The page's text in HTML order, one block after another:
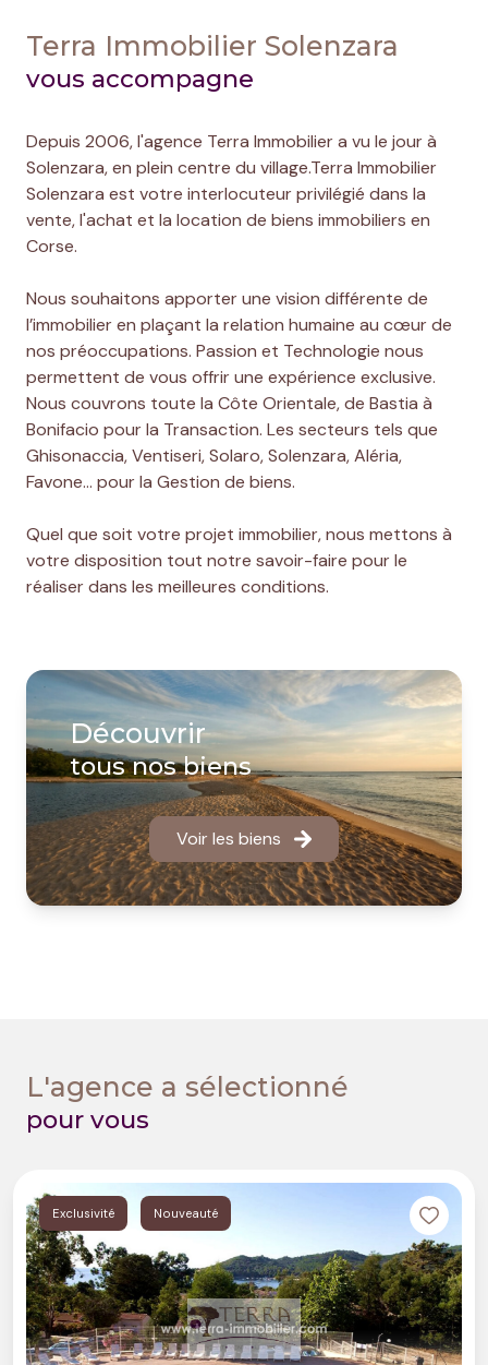
Découvrir
tous nos biens
Voir les biens
Terra Immobilier Solenzara
vous accompagne
Depuis 2006, l'agence Terra Immobilier a vu le jour à
Solenzara, en plein centre du village.Terra Immobilier
Solenzara est votre interlocuteur privilégié dans la
vente, l'achat et la location de biens immobiliers en
Corse.
Nous souhaitons apporter une vision différente de
l’immobilier en plaçant la relation humaine au cœur de
nos préoccupations. Passion et Technologie nous
permettent de vous offrir une expérience exclusive.
Nous couvrons toute la Côte Orientale, de Bastia à
Bonifacio pour la Transaction. Les secteurs tels que
Ghisonaccia, Ventiseri, Solaro, Solenzara, Aléria,
Favone… pour la Gestion de biens.
Quel que soit votre projet immobilier, nous mettons à
votre disposition tout notre savoir-faire pour le
réaliser dans les meilleures conditions.
L'agence a sélectionné
pour vous
Exclusivité Nouveauté